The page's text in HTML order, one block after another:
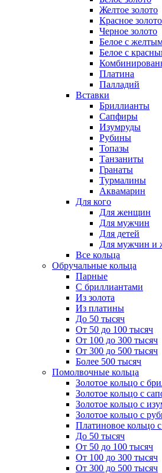
Желтое золото
Красное золото
Черное золото
Белое с
Белое с
Платина
Палладий
Вставки
Бриллианты
Сапфиры
Изумруды
Рубины
Топазы
Танзаниты
Гранаты
Турмалины
Аквамарин
Для кого
Для женщин
Для мужчин
Для детей
Для мужчин и
Все кольца
Обручальные кольца
Парные
С бриллиантами
Из золота
Из платины
До 50 тысяч
От 50 до 100 тысяч
От 100 до 300 тысяч
От 300 до 500 тысяч
Более 500 тысяч
Помолвочные кольца
Золотое кольцо с
Золотое кольцо с
Золотое кольцо с
Золотое кольцо с
Платиновое кольцо
До 50 тысяч
От 50 до 100 тысяч
От 100 до 300 тысяч
От 300 до 500 тысяч